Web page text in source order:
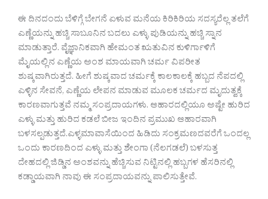
ಈ ದಿನದಂದು ಬೆಳಿಗ್ಗೆ ಬೇಗನೆ ಏಳುವ ಮನೆಯ ಕಿರಿಕಿರಿಯ ಸದಸ್ಯರೆಲ್ಲ ತಲೆಗೆ
ಎಣ್ಣೆಯನ್ನು ಹಚ್ಚಿ ಸಾಬೂನಿನ ಬದಲು ಎಳ್ಳು ಪುಡಿಯನ್ನು ಹಚ್ಚಿ ಸ್ನಾನ
ಮಾಡುತ್ತಾರೆ. ವೈಜ್ಞಾನಿಕವಾಗಿ ಹೇಮಂತ ಋತುವಿನ ಕುಳಿರ್ಗಾಳಿಗೆ
ಮೈಯಲ್ಲಿನ ಎಣ್ಣೆಯ ಅಂಶ ಮಾಯವಾಗಿ ಚರ್ಮ ವಿಪರೀತ
ಶುಷ್ಕವಾಗಿರುತ್ತದೆ. ಹೀಗೆ ಶುಷ್ಕವಾದ ಚರ್ಮಕ್ಕೆ ಕಾಲಕಾಲಕ್ಕೆ ಹಬ್ಬದ ನೆಪದಲ್ಲಿ
ಎಳ್ಳಿನ ಸೇವನೆ, ಎಣ್ಣೆಯ ಲೇಪನ ಮಾಡುವ ಮೂಲಕ ಚರ್ಮದ ಮೃದುತ್ವಕ್ಕೆ
ಕಾರಣವಾಗುತ್ತವೆ ನಮ್ಮ ಸಂಪ್ರದಾಯಗಳು. ಆಹಾರದಲ್ಲಿಯೂ ಅಷ್ಟೇ ಹುರಿದ
ಎಳ್ಳು ಮತ್ತು ಹುರಿದ ಕಡಲೆ ಬೀಜ ಇಂದಿನ ಪ್ರಮುಖ ಆಹಾರವಾಗಿ
ಬಳಸಲ್ಪಡುತ್ತದೆ.ಎಳ್ಳಮಾವಾಸೆಯಿಂದ ಹಿಡಿದು ಸಂಕ್ರಮಣದವರೆಗೆ ಒಂದಲ್ಲ
ಒಂದು ಕಾರಣದಿಂದ ಎಳ್ಳು ಮತ್ತು ಶೇಂಗಾ (ನೆಲಗಡಲೆ) ಬಳಸುತ್ತ
ದೇಹದಲ್ಲಿ ಜಿಡ್ಡಿನ ಅಂಶವನ್ನು ಹೆಚ್ಚಿಸುವ ನಿಟ್ಟಿನಲ್ಲಿ ಹಬ್ಬಗಳ ಹೆಸರಿನಲ್ಲಿ
ಕಡ್ಡಾಯವಾಗಿ ನಾವು ಈ ಸಂಪ್ರದಾಯವನ್ನು ಪಾಲಿಸುತ್ತೇವೆ.